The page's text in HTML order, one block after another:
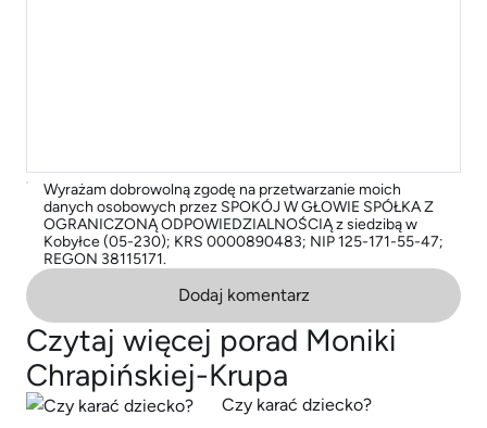
Wyrażam dobrowolną zgodę na przetwarzanie moich
danych osobowych przez SPOKÓJ W GŁOWIE SPÓŁKA Z
OGRANICZONĄ ODPOWIEDZIALNOŚCIĄ z siedzibą w
Kobyłce (05-230); KRS 0000890483; NIP 125-171-55-47;
REGON 38115171.
Dodaj komentarz
Czytaj więcej porad Moniki
Chrapińskiej-Krupa
Czy karać dziecko?